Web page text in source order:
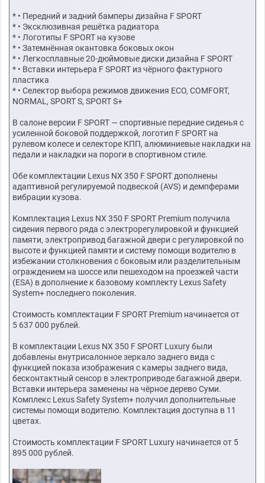
* • Передний и задний бамперы дизайна F SPORT
* • Эксклюзивная решётка радиатора
* • Логотипы F SPORT на кузове
* • Затемнённая окантовка боковых окон
* • Легкосплавные 20-дюймовые диски дизайна F SPORT
* • Вставки интерьера F SPORT из чёрного фактурного
пластика
* • Селектор выбора режимов движения ECO, COMFORT,
NORMAL, SPORT S, SPORT S+
В салоне версии F SPORT — спортивные передние сиденья с
усиленной боковой поддержкой, логотип F SPORT на
рулевом колесе и селекторе КПП, алюминиевые накладки на
педали и накладки на пороги в спортивном стиле.
Обе комплектации Lexus NX 350 F SPORT дополнены
адаптивной регулируемой подвеской (AVS) и демпферами
вибрации кузова.
Комплектация Lexus NX 350 F SPORT Premium получила
сидения первого ряда с электрорегулировкой и функцией
памяти, электропривод багажной двери с регулировкой по
высоте и функцией памяти и систему помощи водителю в
избежании столкновения с боковым или разделительным
ограждением на шоссе или пешеходом на проезжей части
(ESA) в дополнение к базовому комплекту Lexus Safety
System+ последнего поколения.
Стоимость комплектации F SPORT Premium начинается от
5 637 000 рублей.
В комплектации Lexus NX 350 F SPORT Luxury были
добавлены внутрисалонное зеркало заднего вида с
функцией показа изображения с камеры заднего вида,
бесконтактный сенсор в электроприводе багажной двери.
Вставки интерьера заменены на чёрное дерево Суми.
Комплекс Lexus Safety System+ получил дополнительные
системы помощи водителю. Комплектация доступна в 11
цветах.
Стоимость комплектации F SPORT Luxury начинается от 5
895 000 рублей.